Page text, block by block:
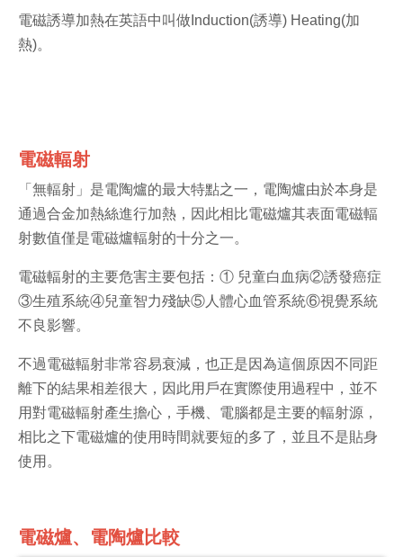
電磁誘導加熱在英語中叫做Induction(誘導) Heating(加
熱)。
電磁輻射
「無輻射」是電陶爐的最大特點之一，電陶爐由於本身是
通過合金加熱絲進行加熱，因此相比電磁爐其表面電磁輻
射數值僅是電磁爐輻射的十分之一。
電磁輻射的主要危害主要包括：① 兒童白血病②誘發癌症
③生殖系統④兒童智力殘缺⑤人體心血管系統⑥視覺系統
不良影響。
不過電磁輻射非常容易衰減，也正是因為這個原因不同距
離下的結果相差很大，因此用戶在實際使用過程中，並不
用對電磁輻射產生擔心，手機、電腦都是主要的輻射源，
相比之下電磁爐的使用時間就要短的多了，並且不是貼身
使用。
電磁爐、電陶爐比較